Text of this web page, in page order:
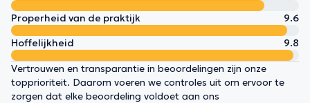
Properheid van de praktijk
9.6
Hoffelijkheid
9.8
Vertrouwen en transparantie in beoordelingen zijn onze
topprioriteit. Daarom voeren we controles uit om ervoor te
zorgen dat elke beoordeling voldoet aan ons